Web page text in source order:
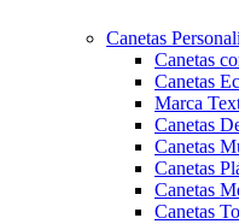
Canetas
Canetas
Canetas
Marca
Canetas
Canetas
Canetas
Canetas
Canetas